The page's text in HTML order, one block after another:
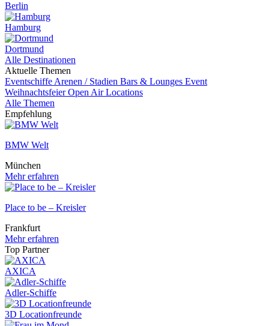
Berlin
Hamburg
Dortmund
Alle Destinationen
Aktuelle Themen
Eventschiffe Arenen / Stadien Bars & Lounges Event
WeihnachtsfeierOpen Air Locations
Alle Themen
Empfehlung
BMW Welt
München
Mehr erfahren
Place to be – Kreisler
Frankfurt
Mehr erfahren
Top Partner
AXICA
Adler-Schiffe
3D Locationfreunde